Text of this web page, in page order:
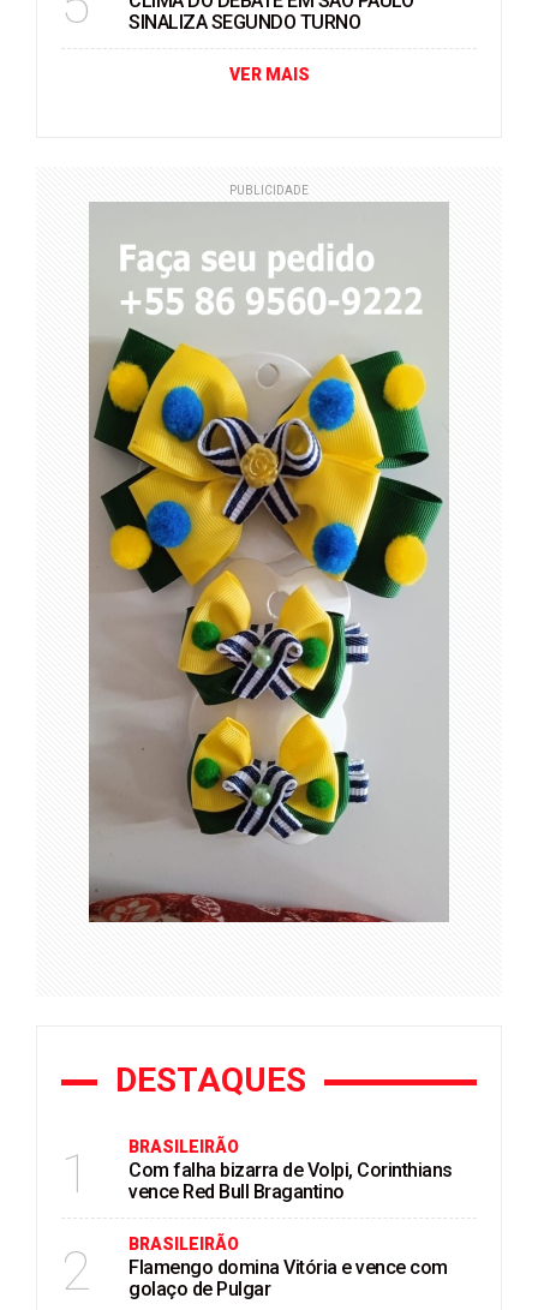
SINALIZA SEGUNDO TURNO
VER MAIS
PUBLICIDADE
DESTAQUES
1 BRASILEIRÃO
Com falha bizarra de Volpi, Corinthians
vence Red Bull Bragantino
2 BRASILEIRÃO
Flamengo domina Vitória e vence com
golaço de Pulgar